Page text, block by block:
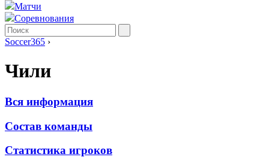
Матчи
Соревнования
Soccer365 ›
Чили
Вся информация
Состав команды
Статистика игроков